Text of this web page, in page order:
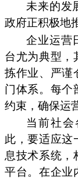
未来的发
政府正积极地
企业运营
台尤为典型，
拣作业、严谨
门体系。每个
约束，确保运
当前社会
此，要适应这
息技术系统，
平台。在企业